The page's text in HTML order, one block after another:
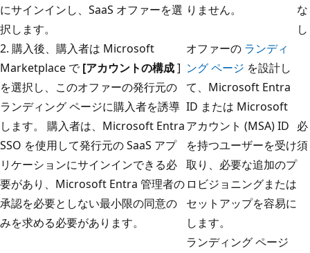
にサインインし、SaaS オファーを選
択します。
りません。
な
し
2. 購入後、購入者は Microsoft
Marketplace で[アカウントの構成]
を選択し、このオファーの発行元の
ランディング ページに購入者を誘導
します。 購入者は、Microsoft Entra
SSO を使用して発行元の SaaS アプ
リケーションにサインインできる必
要があり、Microsoft Entra 管理者の
承認を必要としない最小限の同意の
みを求める必要があります。
オファーの ランディ
ング ページ を設計し
て、Microsoft Entra
ID または Microsoft
アカウント (MSA) ID
を持つユーザーを受け
取り、必要な追加のプ
ロビジョニングまたは
セットアップを容易に
します。
必
須
ランディング ページ